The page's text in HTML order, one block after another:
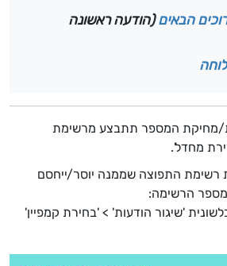
הבאים(הודעה ראשונה
מחיקת המספר תתבצע מרשימת
מחדל'.
רשימת התפוצה שממנה יוסר/ייחסם
הרשימה:
'שיגור הודעות' > 'בחירת קמפיין'